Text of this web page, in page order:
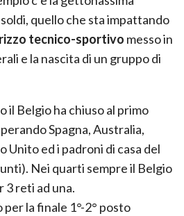
soldi, quello che sta impattando
tecnico-sportivo messo in
e la nascita di un gruppo di
il Belgio ha chiuso al primo
Spagna, Australia,
Unito ed i padroni di casa del
Nei quarti sempre il Belgio
3 reti ad una.
la finale 1°-2° posto